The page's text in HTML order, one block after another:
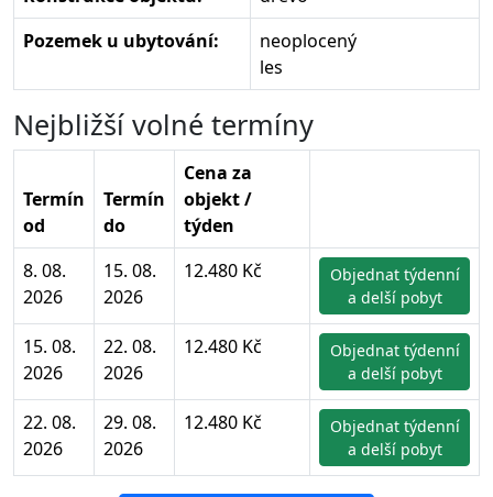
Pozemek u ubytování:
neoplocený
les
Nejbližší volné termíny
Termín
od
Termín
do
Cena za
objekt /
týden
8. 08.
2026
15. 08.
2026
12.480 Kč
Objednat týdenní
a delší pobyt
15. 08.
2026
22. 08.
2026
12.480 Kč
Objednat týdenní
a delší pobyt
22. 08.
2026
29. 08.
2026
12.480 Kč
Objednat týdenní
a delší pobyt